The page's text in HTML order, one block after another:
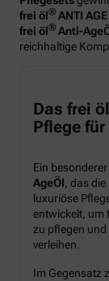
frei öl® ANTI
frei öl® Anti-
reichhaltige
Das frei öl
Pflege
Ein
AgeÖl, das
luxuriöse
entwickelt, um
zu pflegen
verleihen.
Im Gegensatz